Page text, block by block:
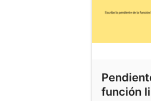
función